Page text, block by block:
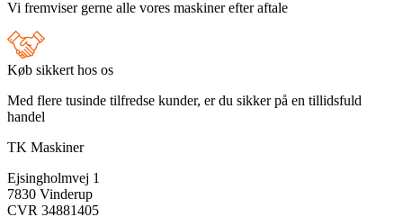
Vi fremviser gerne alle vores maskiner efter aftale
Køb sikkert hos os
Med flere tusinde tilfredse kunder, er du sikker på en tillidsfuld
handel
TK Maskiner
Ejsingholmvej 1
7830 Vinderup
CVR 34881405